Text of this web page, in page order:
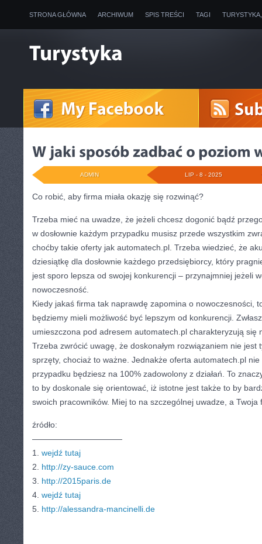
STRONA GŁÓWNA ARCHIWUM SPIS TREŚCI TAGI
LIP - 8 - 2025
ADMIN
Co robić, aby firma miała okazję się rozwinąć?
Trzeba mieć na uwadze, że jeżeli chcesz dogonić bądź
w dosłownie każdym przypadku musisz przede wszystkim
choćby takie oferty jak automatech.pl. Trzeba wiedzieć, że
dziesiątkę dla dosłownie każdego przedsiębiorcy, który
jest sporo lepsza od swojej konkurencji – przynajmniej jeżeli
nowoczesność.
Kiedy jakaś firma tak naprawdę zapomina o nowoczesności,
będziemy mieli możliwość być lepszym od konkurencji.
umieszczona pod adresem automatech.pl charakteryzują się
Trzeba zwrócić uwagę, że doskonałym rozwiązaniem nie jest
sprzęty, chociaż to ważne. Jednakże oferta automatech.pl
przypadku będziesz na 100% zadowolony z działań. To
to by doskonale się orientować, iż istotne jest także to by
swoich pracowników. Miej to na szczególnej uwadze, a Twoja
źródło:
———————————
1. wejdź tutaj
2. http://zy-sauce.com
3. http://2015paris.de
4. wejdź tutaj
5. http://alessandra-mancinelli.de